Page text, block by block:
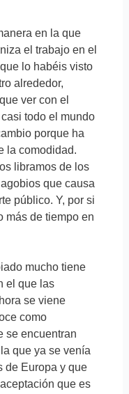
en la que
el trabajo en el
lo habéis visto
alrededor,
ver con el
todo el mundo
porque ha
la comodidad.
libramos de los
que causa
público. Y, por si
más de tiempo en
mucho tiene
el que las
se viene
como
se encuentran
que ya se venía
de Europa y que
que es